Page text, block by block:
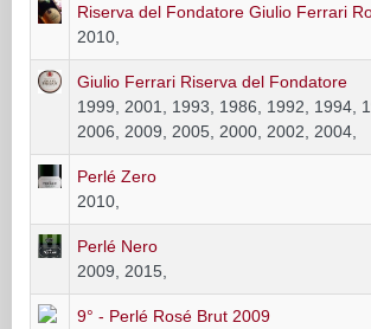
Riserva del Fondatore Giulio Ferrari
2010,
Giulio Ferrari Riserva del Fondatore
1999, 2001, 1993, 1986, 1992, 1994,
2006, 2009, 2005, 2000, 2002, 2004,
Perlé Zero
2010,
Perlé Nero
2009, 2015,
9° - Perlé Rosé Brut 2009